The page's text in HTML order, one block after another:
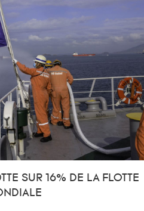
SUR 16% DE LA FLOTTE